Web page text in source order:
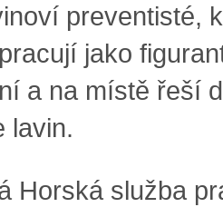
preventisté,
jako
a na místě řeší
lavin.
Horská služba